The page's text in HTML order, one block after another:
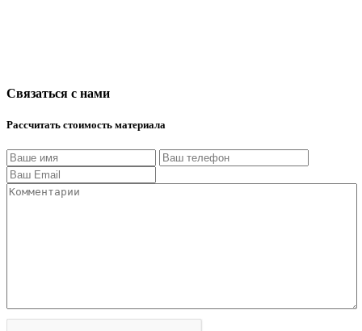
Связаться с нами
Рассчитать стоимость материала